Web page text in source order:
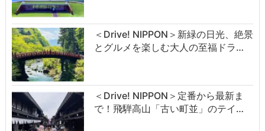
＜Drive! NIPPON＞新緑の日光、絶景
とグルメを楽しむ大人の至福ドラ…
＜Drive! NIPPON＞定番から最新ま
で！飛騨高山「古い町並」のテイ…